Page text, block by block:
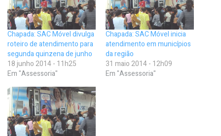
Chapada: SAC Móvel divulga
roteiro de atendimento para
segunda quinzena de junho
18 junho 2014 - 11h25
Em "Assessoria"
Chapada: SAC Móvel inicia
atendimento em municípios
da região
31 maio 2014 - 12h09
Em "Assessoria"